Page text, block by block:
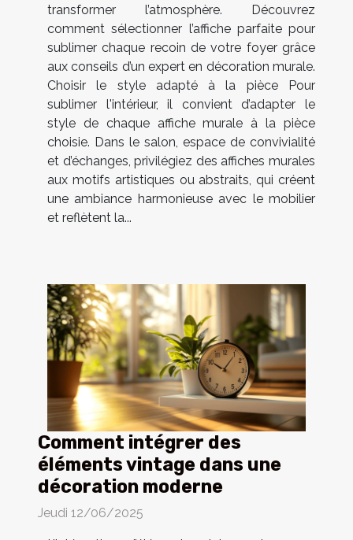
transformer l’atmosphère. Découvrez
comment sélectionner l’affiche parfaite pour
sublimer chaque recoin de votre foyer grâce
aux conseils d’un expert en décoration murale.
Choisir le style adapté à la pièce Pour
sublimer l'intérieur, il convient d’adapter le
style de chaque affiche murale à la pièce
choisie. Dans le salon, espace de convivialité
et d’échanges, privilégiez des affiches murales
aux motifs artistiques ou abstraits, qui créent
une ambiance harmonieuse avec le mobilier
et reflètent la...
Comment intégrer des
éléments vintage dans une
décoration moderne
Jeudi 12/06/2025